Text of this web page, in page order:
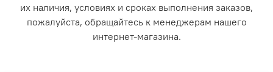
их наличия, условиях и сроках выполнения заказов,
пожалуйста, обращайтесь к менеджерам нашего
интернет-магазина.